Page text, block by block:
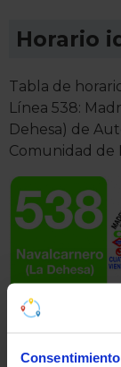
Consentimiento
Horario
Tabla de
Línea 538:
Dehesa) de
Comunidad de